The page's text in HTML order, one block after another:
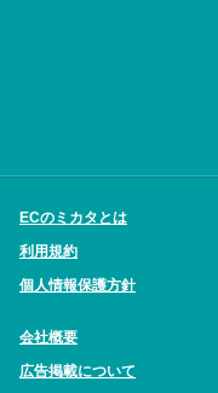
ECのミカタとは
利用規約
個人情報保護方針
会社概要
広告掲載について